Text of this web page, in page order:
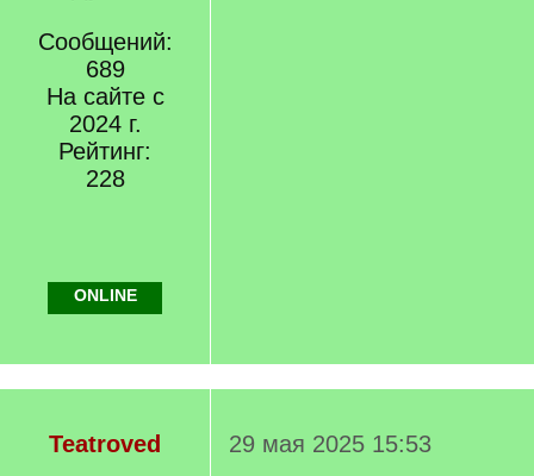
Сообщений:
689
На сайте с
2024 г.
Рейтинг:
228
ONLINE
Teatroved 29 мая 2025 15:53